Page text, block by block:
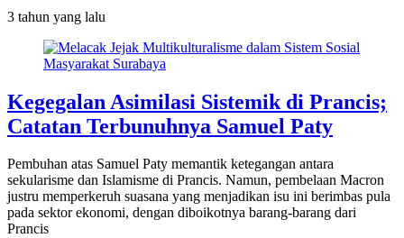
3 tahun yang lalu
Kegegalan Asimilasi Sistemik di Prancis;
Catatan Terbunuhnya Samuel Paty
Pembuhan atas Samuel Paty memantik ketegangan antara
sekularisme dan Islamisme di Prancis. Namun, pembelaan Macron
justru memperkeruh suasana yang menjadikan isu ini berimbas pula
pada sektor ekonomi, dengan diboikotnya barang-barang dari
Prancis